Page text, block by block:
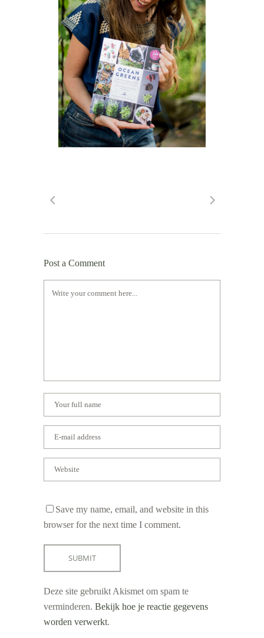
Post a Comment
Save my name, email, and website in this
browser for the next time I comment.
Deze site gebruikt Akismet om spam te
verminderen. Bekijk hoe je reactie gegevens
worden verwerkt.